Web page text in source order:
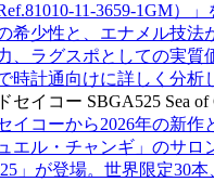
11-3659-1GM）
希少性と、エナメル技法
、ラグスポとしての実質
時計通向けに詳しく分析
イコーから2026年の新作
エル・チャンギ」のサロ
」が登場。世界限定30